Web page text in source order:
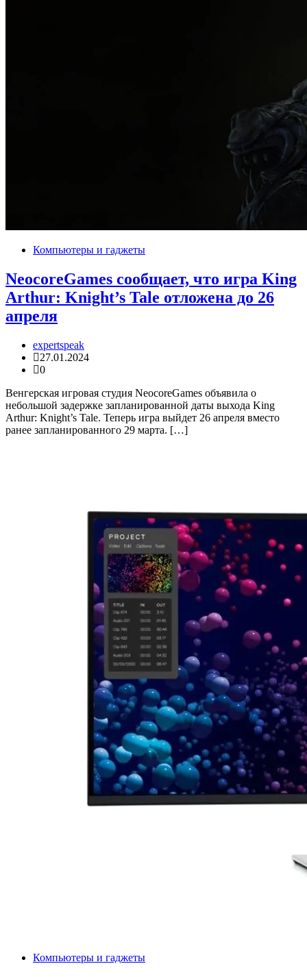
Компьютеры и гаджеты
NeocoreGames сообщает, что игра King
Arthur: Knight’s Tale отложена до 26
апреля
expertspeak
27.01.2024
0
Венгерская игровая студия NeocoreGames объявила о
небольшой задержке запланированной даты выхода King
Arthur: Knight’s Tale. Теперь игра выйдет 26 апреля вместо
ранее запланированного 29 марта. […]
Компьютеры и гаджеты